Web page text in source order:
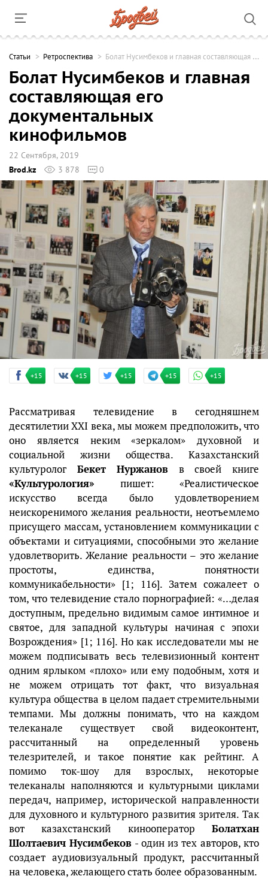
Cтатьи Ретроспектива Болат Нусимбеков и главная составляющая его документальных кинофильмов
Болат Нусимбеков и главная
составляющая его
документальных
кинофильмов
22 Сентября, 2019
Brod.kz
3 878 0
+15 +15 +15 +15 +15
Рассматривая телевидение в сегодняшнем
десятилетии XXI века, мы можем предположить, что
оно является неким «зеркалом» духовной и
социальной жизни общества. Казахстанский
культуролог Бекет Нуржанов в своей книге
«Культурология» пишет: «Реалистическое
искусство всегда было удовлетворением
неискоренимого желания реальности, неотъемлемо
присущего массам, установлением коммуникации с
объектами и ситуациями, способными это желание
удовлетворить. Желание реальности – это желание
простоты, единства, понятности
коммуникабельности» [1; 116]. Затем сожалеет о
том, что телевидение стало порнографией: «…делая
доступным, предельно видимым самое интимное и
святое, для западной культуры начиная с эпохи
Возрождения» [1; 116]. Но как исследователи мы не
можем подписывать весь телевизионный контент
одним ярлыком «плохо» или ему подобным, хотя и
не можем отрицать тот факт, что визуальная
культура общества в целом падает стремительными
темпами. Мы должны понимать, что на каждом
телеканале существует свой видеоконтент,
рассчитанный на определенный уровень
телезрителей, и такое понятие как рейтинг. А
помимо ток-шоу для взрослых, некоторые
телеканалы наполняются и культурными циклами
передач, например, исторической направленности
для духовного и культурного развития зрителя. Так
вот казахстанский кинооператор Болатхан
Шолтаевич Нусимбеков - один из тех авторов, кто
создает аудиовизуальный продукт, рассчитанный
на человека, желающего стать более образованным.